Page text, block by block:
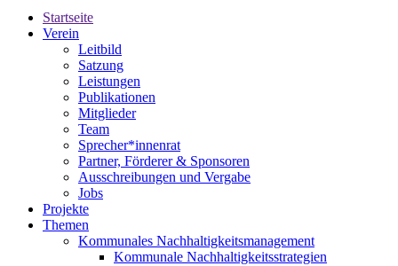
Startseite
Verein
Leitbild
Satzung
Leistungen
Publikationen
Mitglieder
Team
Sprecher*innenrat
Partner, Förderer & Sponsoren
Ausschreibungen und Vergabe
Jobs
Projekte
Themen
Kommunales Nachhaltigkeitsmanagement
Kommunale Nachhaltigkeitsstrategien